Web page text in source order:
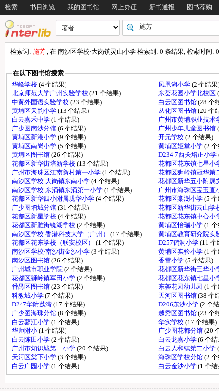
检索 书目浏览 我的图书馆 网上办证 新书通报 图书荐购
检索词: 施芳 , 在 南沙区学校·大岗镇灵山小学 检索到: 0 条结果, 检索时间:
在以下图书馆搜索
华峰学校 (4 个结果) 凤凰湖小学 (2 个结果)
北京师范大学广州实验学校 (21 个结果) 东荟花园小学北校区
中黄外国语实验学校 (23 个结果) 白云区图书馆 (28 个
黄埔区天韵小学 (13 个结果) 从化区图书馆 (20 个
白云嘉禾中学 (1 个结果)
广州市黄埔职业技术
广少图南沙分馆 (6 个结果) 广州少年儿童图书馆
黄埔区新港小学 (9 个结果) 开元学校 (2 个结果)
黄埔区南岗小学 (5 个结果) 黄埔区姬堂小学 (2
黄埔区图书馆 (26 个结果) D234-7西关培正小学
花都区新华街培新学校 (13 个结果)
花都区花东镇七星小
广州市海珠区江南新村第一小学 (1 个结果)
花都区狮岭镇冠华第
南沙区学校·大岗镇东南小学 (4 个结果)
花都区新华五小附属
南沙区学校·东涌镇东涌第一小学 (1 个结果)
广州市海珠区宝玉直
花都区新华四小附属珑华小学 (4 个结果) 花都区棠澍小学 (5
广少图增城分馆 (31 个结果)
花都区新华街云山学
花都区新星学校 (4 个结果)
花都区花东镇中心小
花都区新雅街镜湖学校 (2 个结果) 黄埔区怡瑞小学 (1
南沙区学校·香港科技大学（广州） (17 个结果)
黄埔区教育研究院实
花都区花东学校（联安校区） (1 个结果) D257鹤洞小学 (11 个
南沙区学校·南沙街金沙小学 (3 个结果) 黄埔区实验小学 (1
南沙区图书馆 (26 个结果) 香雪小学 (5 个结果)
广州城市职业学院 (2 个结果)
花都区新华街三华小
花都区狮岭镇军田小学 (2 个结果)
花都区花东镇七星小
番禺区图书馆 (23 个结果) 东荟花园幼儿园 (1
科教城小学 (7 个结果) 天河区图书馆 (38 个
D247华附荔湾 (17 个结果) D206东沙小学 (2 个
广少图海珠分馆 (8 个结果) 越秀区图书馆 (23 个
白云蓼江小学 (1 个结果) 华实学校 (17 个结果)
华师附小 (1 个结果) 广少图花都分馆 (20
白云陈田小学 (2 个结果) 白云龙嘉小学 (6 个结
广州市知识城第一小学 (20 个结果) 白云人和镇第二小学
天河区棠下小学 (3 个结果) 海珠区学校分馆 (2
白云广园小学 (1 个结果) 白云金沙小学 (1 个结